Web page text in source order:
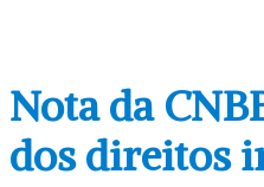
Nota da
dos direitos